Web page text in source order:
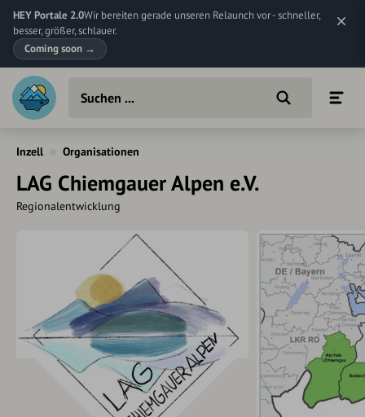
HEY Portale 2.0Wir bereiten gerade unseren Relaunch vor - schneller,
besser, größer, schlauer.
Coming soon →
Inzell Organisationen
LAG Chiemgauer Alpen e.V.
Regionalentwicklung